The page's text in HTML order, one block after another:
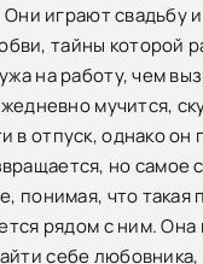
Они играют
тайны которой
на работу, чем
мучится,
отпуск, однако он
но самое
понимая, что
рядом с ним.
себе любовника,